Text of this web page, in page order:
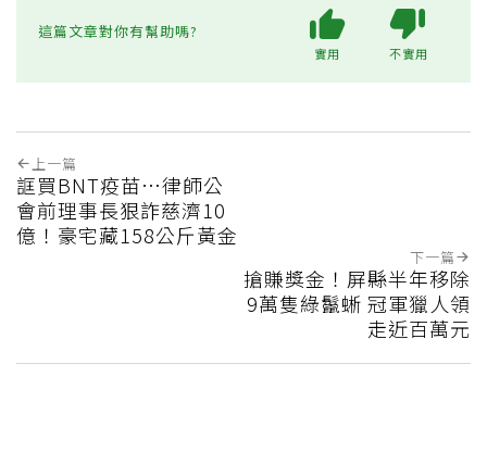
這篇文章對你有幫助嗎?
實用 不實用
上一篇
誆買BNT疫苗…律師公
會前理事長狠詐慈濟10
億！豪宅藏158公斤黃金
下一篇
搶賺獎金！屏縣半年移除
9萬隻綠鬣蜥 冠軍獵人領
走近百萬元